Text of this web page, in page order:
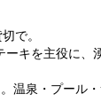
で。
ーキを主役に、
温泉・プール